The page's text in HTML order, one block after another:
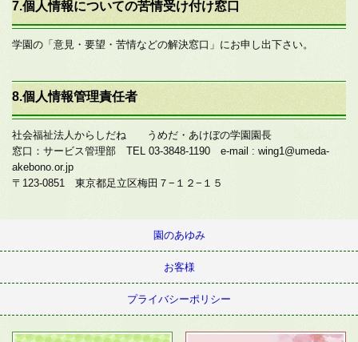
7.個人情報についての苦情受け付け窓口
学園の「意見・要望・苦情などの解決窓口」にお申し出下さい。
8.個人情報管理責任者
社会福祉法人からしだね うめだ・あけぼの学園園長
窓口：サービス管理部 TEL 03-3848-1190 e-mail : wing1@umeda-
akebono.or.jp
〒123-0851 東京都足立区梅田７−１２−１５
園のあゆみ
お客様
プライバシーポリシー